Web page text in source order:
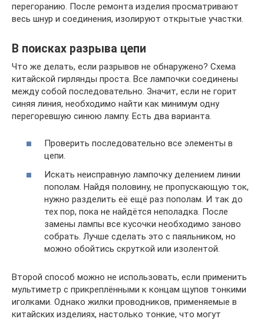
перегоранию. После ремонта изделия просматривают
весь шнур и соединения, изолируют открытые участки.
В поисках разрыва цепи
Что же делать, если разрывов не обнаружено? Схема
китайской гирлянды проста. Все лампочки соединены
между собой последовательно. Значит, если не горит
синяя линия, необходимо найти как минимум одну
перегоревшую синюю лампу. Есть два варианта.
Проверить последовательно все элементы в
цепи.
Искать неисправную лампочку делением линии
пополам. Найдя половину, не пропускающую ток,
нужно разделить её ещё раз пополам. И так до
тех пор, пока не найдётся неполадка. После
замены лампы все кусочки необходимо заново
собрать. Лучше сделать это с паяльником, но
можно обойтись скруткой или изолентой.
Второй способ можно не использовать, если применить
мультиметр с прикреплёнными к концам щупов тонкими
иголками. Однако жилки проводников, применяемые в
китайских изделиях, настолько тонкие, что могут